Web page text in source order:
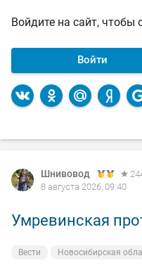
Войдите на сайт, чтобы
Войти
Шнивовод
8 августа 2026, 09:40
Умревинская
Вести Новосибирская